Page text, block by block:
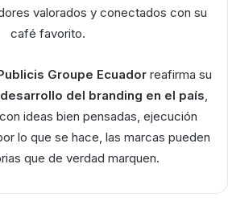
valorados y conectados con su
café favorito.
Groupe Ecuadorreafirma su
del branding en el país
ideas bien pensadas, ejecución
lo que se hace, las marcas pueden
que de verdad marquen.